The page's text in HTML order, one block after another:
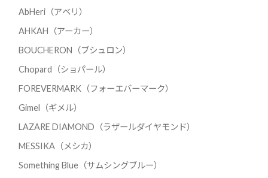
AbHeri（アベリ）
AHKAH（アーカー）
BOUCHERON（ブシュロン）
Chopard（ショパール）
FOREVERMARK（フォーエバーマーク）
Gimel（ギメル）
LAZARE DIAMOND（ラザールダイヤモンド）
MESSIKA（メシカ）
Something Blue（サムシングブルー）